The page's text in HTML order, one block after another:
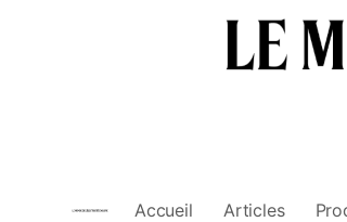
Accueil Articles